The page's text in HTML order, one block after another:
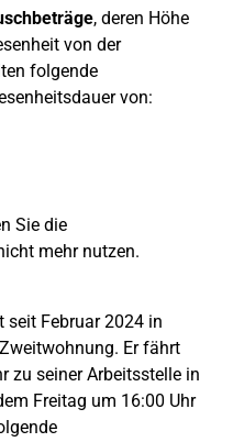
, deren Höhe
von der
folgende
von:
Sie die
mehr nutzen.
seit Februar 2024 in
Er fährt
zu seiner Arbeitsstelle in
Freitag um 16:00 Uhr